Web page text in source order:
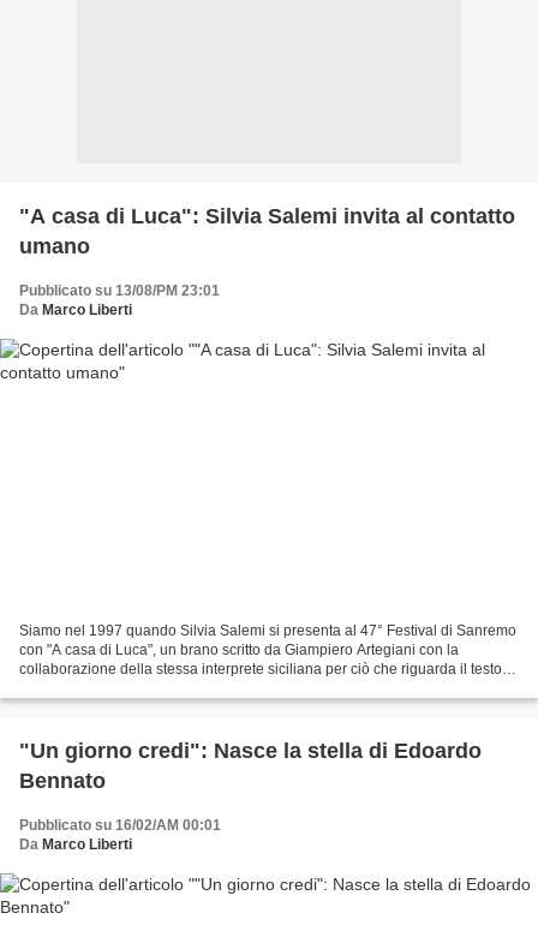
"A casa di Luca": Silvia Salemi invita al contatto
umano
Pubblicato su 13/08/PM 23:01
Da Marco Liberti
Siamo nel 1997 quando Silvia Salemi si presenta al 47° Festival di Sanremo
con "A casa di Luca", un brano scritto da Giampiero Artegiani con la
collaborazione della stessa interprete siciliana per ciò che riguarda il testo. Il
"Un giorno credi": Nasce la stella di Edoardo
Bennato
Pubblicato su 16/02/AM 00:01
Da Marco Liberti